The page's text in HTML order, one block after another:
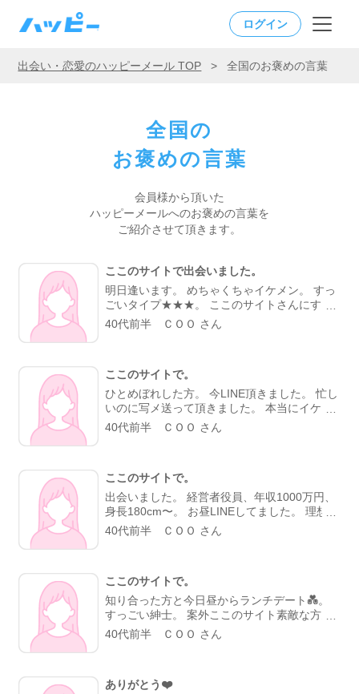
ログイン
出会い・恋愛のハッピーメール TOP > 全国のお褒めの言葉
全国の
お褒めの言葉
会員様から頂いた
ハッピーメールへのお褒めの言葉を
ご紹介させて頂きます。
ここのサイトで出会いました。
明日逢います。 めちゃくちゃイケメン。 すっ
ごいタイプ★★★。 ここのサイトさんにすっ
ごい感謝してます。
40代前半 ＣＯＯ さん
ここのサイトで。
ひとめぼれした方。 今LINE頂きました。 忙し
いのに写メ送って頂きました。 本当にイケメ
ン★★★。 サイトさん本当にありがとう😊。
神様みたい(≧∇≦)b。
40代前半 ＣＯＯ さん
ここのサイトで。
出会いました。 経営者役員、年収1000万円、
身長180cm〜。 お昼LINEしてました。 理想の
方。。。 彼も私の事タイプだって😊。 サイト
さんに感謝してます(*^^*)。
40代前半 ＣＯＯ さん
ここのサイトで。
知り合った方と今日昼からランチデート💑。
すっごい紳士。 案外ここのサイト素敵な方多
いんだな。。 焼肉デート行ってきます(*^^*)。
サイトさんありがとうございます。
40代前半 ＣＯＯ さん
ありがとう❤️